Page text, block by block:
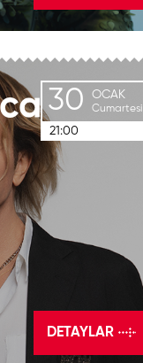
30 OCAK
Cumartesi
21:00
DETAYLAR